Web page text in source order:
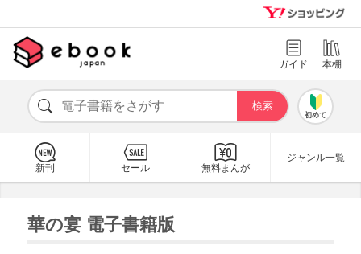
ガイド 本棚
初めて
新刊 セール 無料まんが
ジャンル一覧
華の宴 電子書籍版